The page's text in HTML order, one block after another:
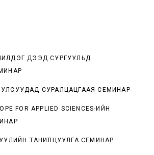
ДЭЭД СУРГУУЛЬД
СУРАЛЦАЦГААЯ СЕМИНАР
FOR APPLIED SCIENCES-ИЙН
ТАНИЛЦУУЛГА СЕМИНАР